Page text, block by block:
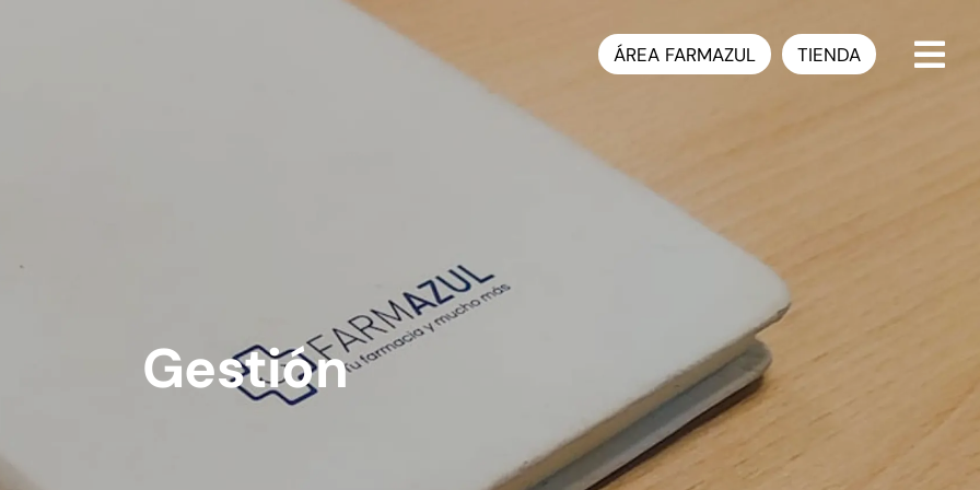
ÁREA FARMAZUL TIENDA
Gestión